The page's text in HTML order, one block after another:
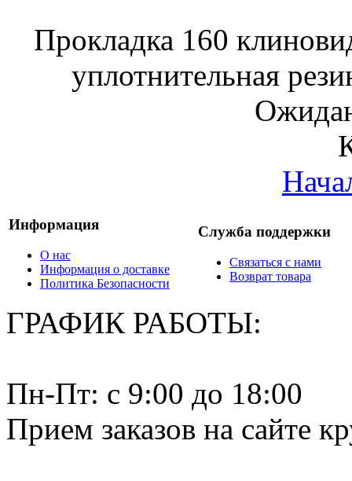
Прокладка 160
уплотнительная
Информация
О нас
Информация о доставке
Политика Безопасности
Служба поддержки
Связаться с нами
Возврат товара
ГРАФИК РАБОТЫ:
Пн-Пт: c 9:00 до 18:00
Прием заказов на сайте